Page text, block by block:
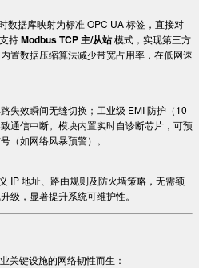
数据库映射为标准 OPC UA 标签，直接对
持 Modbus TCP 主/从站模式，实现第三方
置数据压缩算法减少带宽占用率，在低网速
失效瞬间无缝切换；工业级 EMI 防护（10
通信中断。模块内置实时自诊断芯片，可预
（如网络风暴预警）。
IP 地址、路由规则及防火墙策略，无需额
级，显著提升系统可维护性。
关键设施的网络韧性而生：